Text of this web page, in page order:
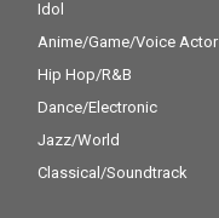
Idol
Anime/Game/Voice Actor
Hip Hop/R&B
Dance/Electronic
Jazz/World
Classical/Soundtrack